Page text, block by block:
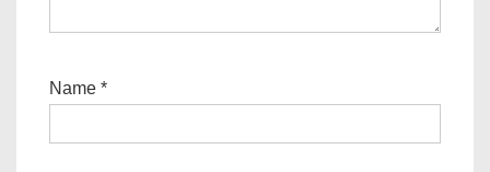
Name *